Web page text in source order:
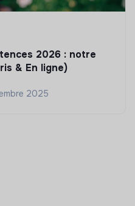
2026 : notre
& En ligne)
2025